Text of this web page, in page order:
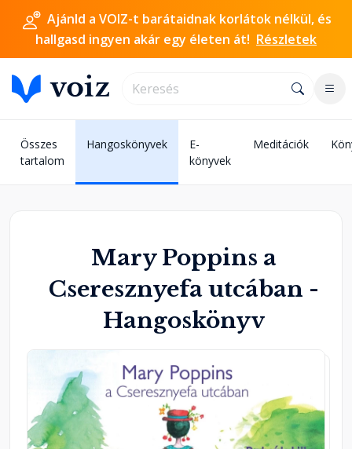
Ajánld a VOIZ-t barátaidnak korlátok nélkül, és
hallgasd ingyen akár egy életen át! Részletek
Összes
tartalom
Hangoskönyvek
E-
könyvek
Meditációk
Mary Poppins a
Cseresznyefa utcában -
Hangoskönyv